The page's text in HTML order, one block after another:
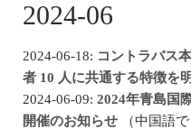
2024-06
2024-06-18: コントラバス
者 10 人に共通する特徴を
2024-06-09: 2024年青島国
開催のお知らせ （中国語で